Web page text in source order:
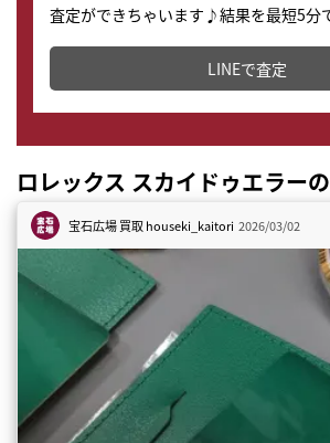
査定ができちゃいます♪結果を最短5分
どこからでもすぐに査定金額を知るこ
LINEで査定
ロレックス スカイドゥエラー
宝石広場 買取houseki_kaitori 2026/03/02